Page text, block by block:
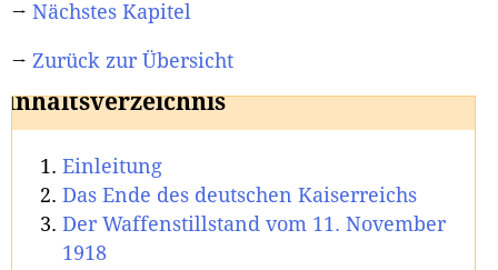
→ Nächstes Kapitel
→ Zurück zur Übersicht
Inhaltsverzeichnis
Einleitung
Das Ende des deutschen Kaiserreichs
Der Waffenstillstand vom 11. November
1918